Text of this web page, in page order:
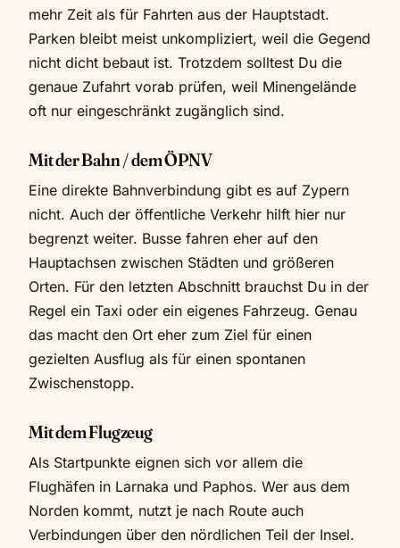
mehr Zeit als für Fahrten aus der Hauptstadt.
Parken bleibt meist unkompliziert, weil die Gegend
nicht dicht bebaut ist. Trotzdem solltest Du die
genaue Zufahrt vorab prüfen, weil Minengelände
oft nur eingeschränkt zugänglich sind.
Mit der Bahn / dem ÖPNV
Eine direkte Bahnverbindung gibt es auf Zypern
nicht. Auch der öffentliche Verkehr hilft hier nur
begrenzt weiter. Busse fahren eher auf den
Hauptachsen zwischen Städten und größeren
Orten. Für den letzten Abschnitt brauchst Du in der
Regel ein Taxi oder ein eigenes Fahrzeug. Genau
das macht den Ort eher zum Ziel für einen
gezielten Ausflug als für einen spontanen
Zwischenstopp.
Mit dem Flugzeug
Als Startpunkte eignen sich vor allem die
Flughäfen in Larnaka und Paphos. Wer aus dem
Norden kommt, nutzt je nach Route auch
Verbindungen über den nördlichen Teil der Insel.